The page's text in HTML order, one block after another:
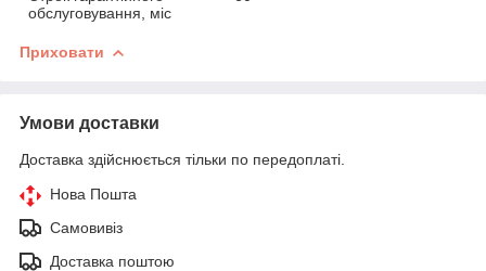
обслуговування, міс
Приховати
Умови доставки
Доставка здійснюється тільки по передоплаті.
Нова Пошта
Самовивіз
Доставка поштою